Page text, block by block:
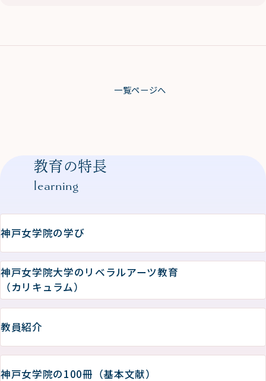
一覧ページへ
教育の特長
learning
神戸女学院の学び
神戸女学院大学のリベラルアーツ教育
（カリキュラム）
教員紹介
神戸女学院の100冊（基本文献）